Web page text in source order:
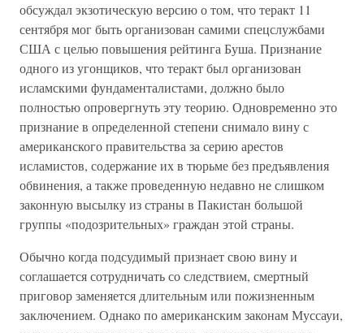
обсуждал экзотическую версию о том, что теракт 11
сентября мог быть организован самими спецслужбами
США с целью повышения рейтинга Буша. Признание
одного из угонщиков, что теракт был организован
исламскими фундаменталистами, должно было
полностью опровергнуть эту теорию. Одновременно это
признание в определенной степени снимало вину с
американского правительства за серию арестов
исламистов, содержание их в тюрьме без предъявления
обвинения, а также проведенную недавно не слишком
законную высылку из страны в Пакистан большой
группы «подозрительных» граждан этой страны.
Обычно когда подсудимый признает свою вину и
соглашается сотрудничать со следствием, смертный
приговор заменяется длительным или пожизненным
заключением. Однако по американским законам Муссауи,